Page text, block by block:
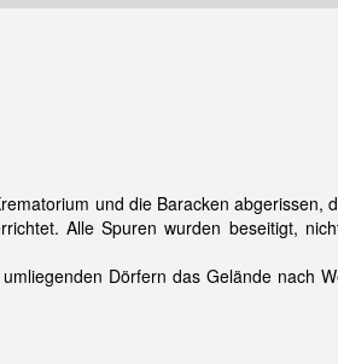
und die Baracken abgerissen,
Alle Spuren wurden beseitigt,
Dörfern das Gelände nach